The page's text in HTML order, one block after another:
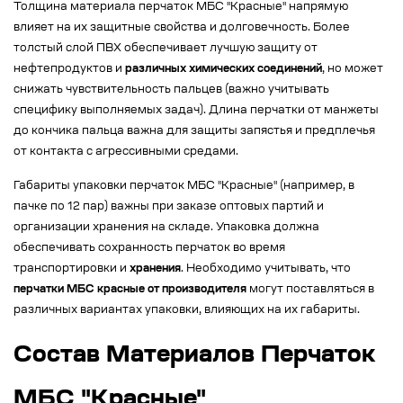
Толщина материала перчаток МБС "Красные" напрямую
влияет на их защитные свойства и долговечность. Более
толстый слой ПВХ обеспечивает лучшую защиту от
нефтепродуктов и различных химических соединений, но может
снижать чувствительность пальцев (важно учитывать
специфику выполняемых задач). Длина перчатки от манжеты
до кончика пальца важна для защиты запястья и предплечья
от контакта с агрессивными средами.
Габариты упаковки перчаток МБС "Красные" (например, в
пачке по 12 пар) важны при заказе оптовых партий и
организации хранения на складе. Упаковка должна
обеспечивать сохранность перчаток во время
транспортировки и хранения. Необходимо учитывать, что
перчатки МБС красные от производителя могут поставляться в
различных вариантах упаковки, влияющих на их габариты.
Состав Материалов Перчаток